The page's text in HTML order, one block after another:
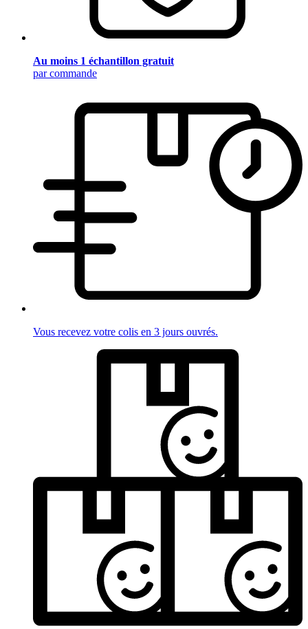
Au moins 1 échantillon gratuit
par commande
Vous recevez votre colis en 3 jours ouvrés.